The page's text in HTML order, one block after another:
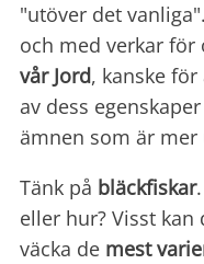
"utöver det
och med verkar för
vår Jord, kanske
av dess
ämnen som är mer
Tänk på bläckfiskar
eller hur? Visst
väcka de mest